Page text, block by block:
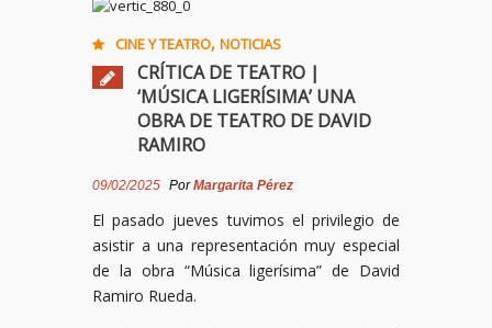
CINE Y TEATRO, NOTICIAS
CRÍTICA DE TEATRO |
‘MÚSICA LIGERÍSIMA’ UNA
OBRA DE TEATRO DE DAVID
RAMIRO
09/02/2025 PorMargarita Pérez
El pasado jueves tuvimos el privilegio de
asistir a una representación muy especial
de la obra “Música ligerísima” de David
Ramiro Rueda.